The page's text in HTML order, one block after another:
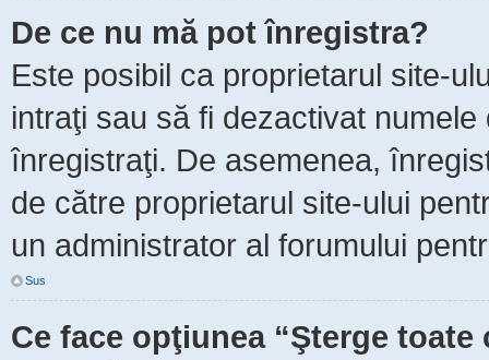
De ce nu mă pot înregistra?
Este posibil ca proprietarul site-
intraţi sau să fi dezactivat
înregistraţi. De asemenea,
de către proprietarul site-ului
un administrator al forumului
Sus
Ce face opţiunea “Şterge